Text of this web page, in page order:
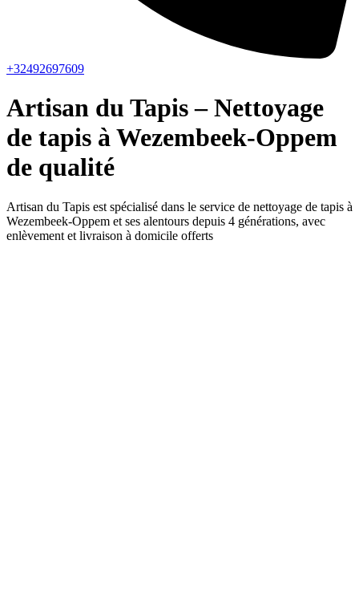
+32492697609
Artisan du Tapis – Nettoyage
de tapis à Wezembeek-Oppem
de qualité
Artisan du Tapis est spécialisé dans le service de nettoyage de tapis à
Wezembeek-Oppem et ses alentours depuis 4 générations, avec
enlèvement et livraison à domicile offerts